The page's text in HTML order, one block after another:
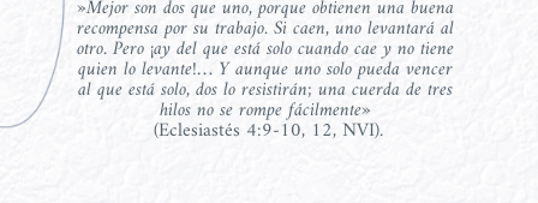
»Mejor son dos que uno, porque obtienen una buena
recompensa por su trabajo. Si caen, uno levantará al
otro. Pero ¡ay del que está solo cuando cae y no tiene
quien lo levante!… Y aunque uno solo pueda vencer
al que está solo, dos lo resistirán; una cuerda de tres
hilos no se rompe fácilmente»
(Eclesiastés 4:9-10, 12, NVI).